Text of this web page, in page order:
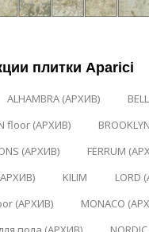
плитки Aparici
ALHAMBRA (АРХИВ)
floor (АРХИВ)
(АРХИВ)
FERRUM
KILIM LORD
(АРХИВ)
MONACO